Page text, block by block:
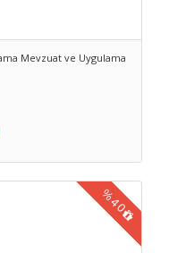
Mevzuat ve Uygulama
%40